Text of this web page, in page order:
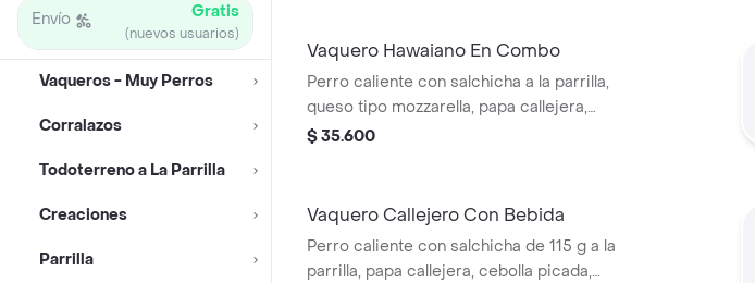
Envío Gratis
(nuevos usuarios)
Vaqueros - Muy Perros
Corralazos
Todoterreno a La Parrilla
Creaciones
Parrilla
Vaquero Hawaiano En Combo
Perro caliente con salchicha a la parrilla,
queso tipo mozzarella, papa callejera,
piña y salsas en pan perro + papas
$ 35.600
Vaquero Callejero Con Bebida
Perro caliente con salchicha de 115 g a la
parrilla, papa callejera, cebolla picada,